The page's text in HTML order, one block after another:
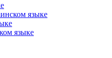
языке
языке